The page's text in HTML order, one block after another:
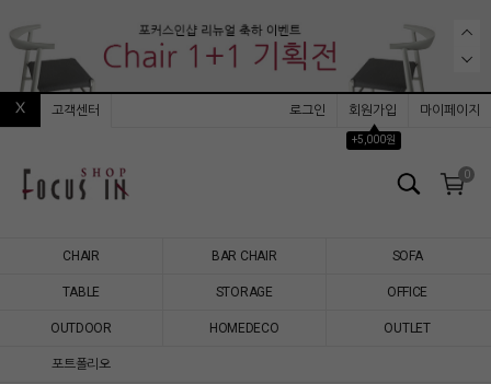
고객센터 로그인
회원가입
▲
+5,000원
마이페이지
0
CHAIR BAR CHAIR SOFA
TABLE STORAGE OFFICE
OUTDOOR HOMEDECO OUTLET
포트폴리오